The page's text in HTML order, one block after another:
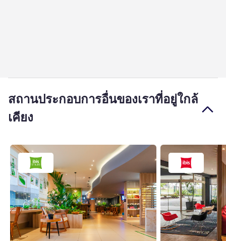
สถานประกอบการอื่นของเราที่อยู่ใกล้
เคียง